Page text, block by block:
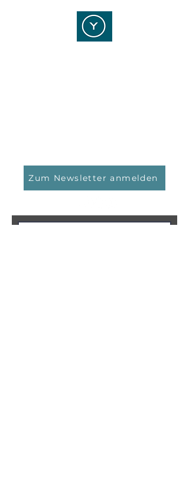
Zum Newsletter anmelden